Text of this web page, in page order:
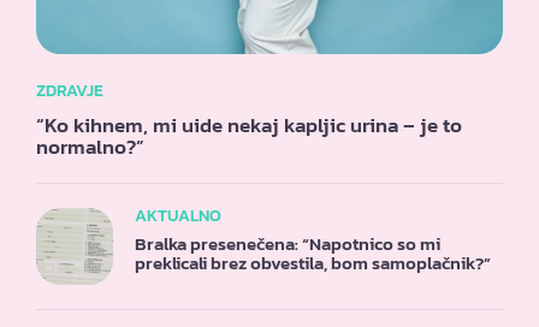
ZDRAVJE
“Ko kihnem, mi uide nekaj kapljic urina – je to
normalno?”
AKTUALNO
Bralka presenečena: “Napotnico so mi
preklicali brez obvestila, bom samoplačnik?”